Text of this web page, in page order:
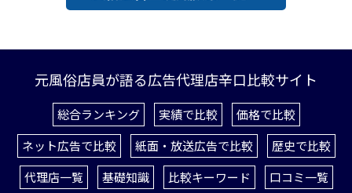
元風俗店員が語る広告代理店辛口比較サイト
総合ランキング 実績で比較 価格で比較
ネット広告で比較 紙面・放送広告で比較 歴史で比較
代理店一覧 基礎知識 比較キーワード 口コミ一覧